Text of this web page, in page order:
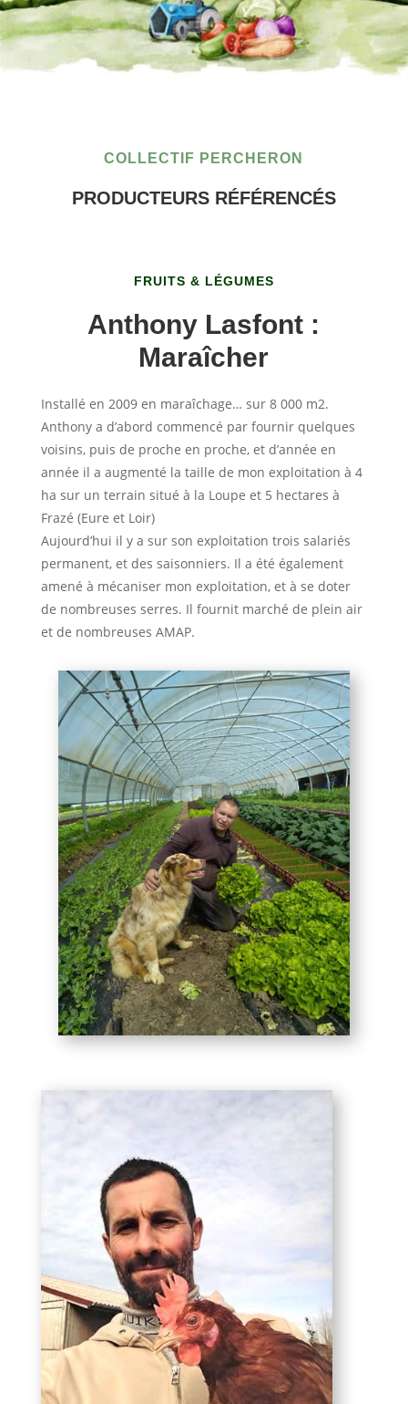
COLLECTIF PERCHERON
PRODUCTEURS RÉFÉRENCÉS
FRUITS & LÉGUMES
Anthony Lasfont :
Maraîcher
Installé en 2009 en maraîchage… sur 8 000 m2.
Anthony a d’abord commencé par fournir quelques
voisins, puis de proche en proche, et d’année en
année il a augmenté la taille de mon exploitation à 4
ha sur un terrain situé à la Loupe et 5 hectares à
Frazé (Eure et Loir)
Aujourd’hui il y a sur son exploitation trois salariés
permanent, et des saisonniers. Il a été également
amené à mécaniser mon exploitation, et à se doter
de nombreuses serres. Il fournit marché de plein air
et de nombreuses AMAP.